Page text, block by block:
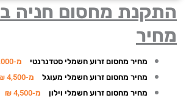
מחסום חניה
מחיר מחסום זרוע חשמלי סטדנרנטי
מ-4,000 ₪
מחיר מחסום זרוע חשמלי מעוגל
מ-4,500 ₪
מחיר מחסום זרוע חשמלי וילון
מ-4,500 ₪